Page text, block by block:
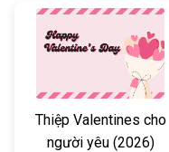
Thiệp Valentines cho
người yêu (2026)